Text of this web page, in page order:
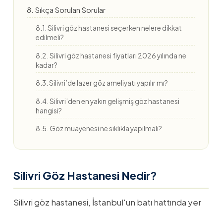
8. Sıkça Sorulan Sorular
8.1. Silivri göz hastanesi seçerken nelere dikkat
edilmeli?
8.2. Silivri göz hastanesi fiyatları 2026 yılında ne
kadar?
8.3. Silivri’de lazer göz ameliyatı yapılır mı?
8.4. Silivri’den en yakın gelişmiş göz hastanesi
hangisi?
8.5. Göz muayenesi ne sıklıkla yapılmalı?
Silivri Göz Hastanesi Nedir?
Silivri göz hastanesi, İstanbul'un batı hattında yer